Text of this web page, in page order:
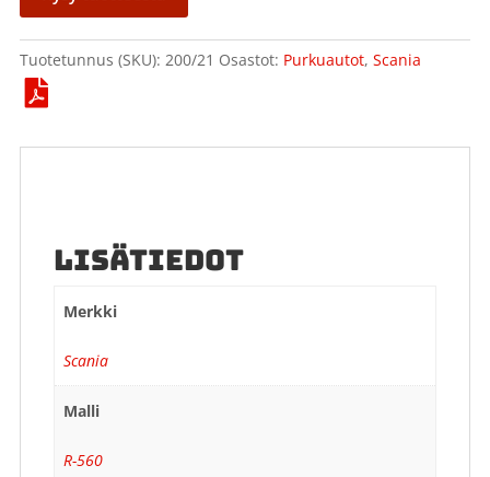
Tuotetunnus (SKU): 200/21 Osastot: Purkuautot, Scania
LISÄTIEDOT
Merkki
Scania
Malli
R-560